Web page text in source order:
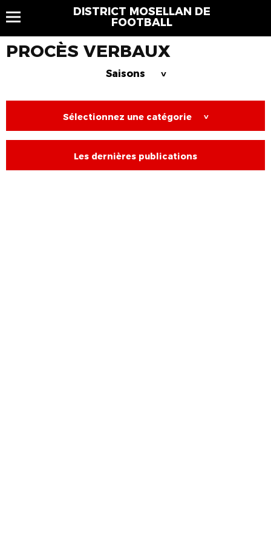
DISTRICT MOSELLAN DE
FOOTBALL
PROCÈS VERBAUX
Saisons >
Sélectionnez une catégorie >
Les dernières publications